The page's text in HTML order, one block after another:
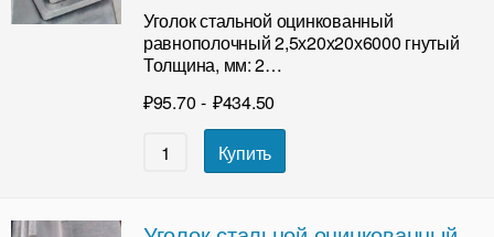
Уголок стальной оцинкованный
равнополочный 2,5х20х20х6000 гнутый
Толщина, мм: 2…
₽95.70 - ₽434.50
Купить